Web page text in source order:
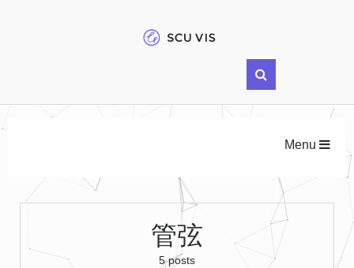
Menu
管弦
5 posts